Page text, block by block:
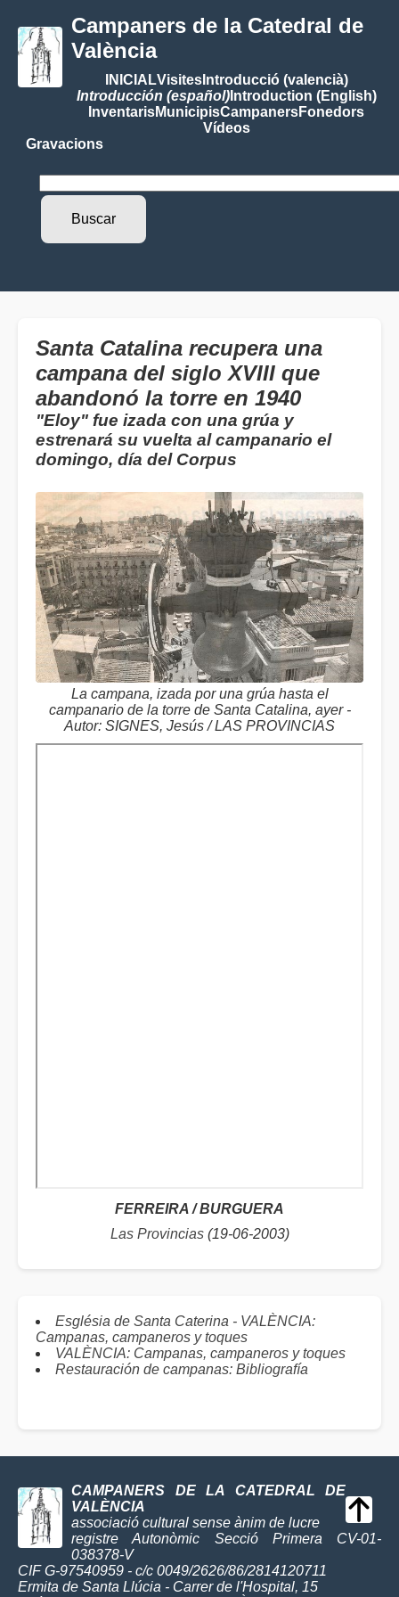
Campaners de la Catedral de
València
INICIALVisitesIntroducció (valencià)
Introducción (español)Introduction (English)
InventarisMunicipisCampanersFonedors
Vídeos
Gravacions
Santa Catalina recupera una
campana del siglo XVIII que
abandonó la torre en 1940
"Eloy" fue izada con una grúa y
estrenará su vuelta al campanario el
domingo, día del Corpus
La campana, izada por una grúa hasta el
campanario de la torre de Santa Catalina, ayer -
Autor: SIGNES, Jesús / LAS PROVINCIAS
FERREIRA / BURGUERA
Las Provincias(19-06-2003)
Església de Santa Caterina - VALÈNCIA:
Campanas, campaneros y toques
VALÈNCIA: Campanas, campaneros y toques
Restauración de campanas: Bibliografía
CAMPANERS DE LA CATEDRAL DE
VALÈNCIA
associació cultural sense ànim de lucre
registre Autonòmic Secció Primera CV-01-
038378-V
CIF G-97540959 - c/c 0049/2626/86/2814120711
Ermita de Santa Llúcia - Carrer de l'Hospital, 15